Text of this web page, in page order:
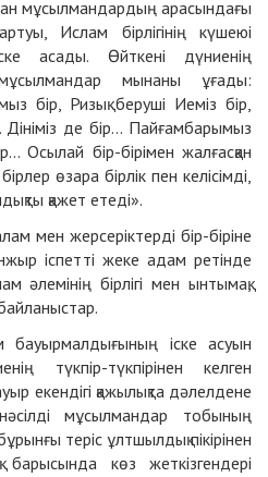
мұсылмандардың арасындағы
Ислам бірлігінің күшеюі
асады. Өйткені дүниенің
мынаны ұғады:
бір, Ризық беруші Иеміз бір,
Дініміз де бір... Пайғамбарымыз
Осылай бір-бірімен жалғасқан
өзара бірлік пен келісімді,
қажет етеді».
мен жерсеріктерді бір-біріне
іспетті жеке адам ретінде
әлемінің бірлігі мен ынтымақ,
іске асуын
түкпір-түкпірінен келген
екендігі қажылықта дәлелдене
мұсылмандар тобының
теріс ұлтшылдық пікірінен
көз жеткізгендері